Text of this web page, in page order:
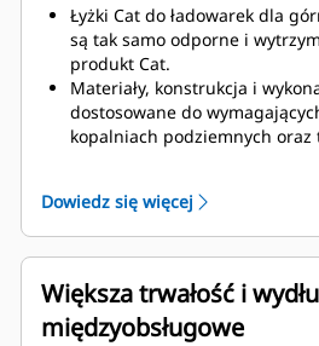
Łyżki Cat do ładowarek dla
są tak samo odporne i
produkt Cat.
Materiały, konstrukcja i
dostosowane do
kopalniach podziemnych oraz
większą wytrzymałość i
ułatwiając montaż i
Elementy zespołu łyżki są
wysokiej klasy.
Dowiedz się więcej
Większa trwałość i
międzyobsługowe